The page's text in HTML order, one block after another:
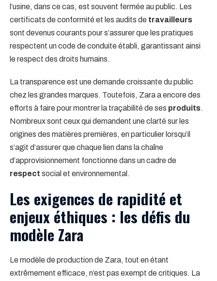
l’usine, dans ce cas, est souvent fermée au public. Les
certificats de conformité et les audits de travailleurs
sont devenus courants pour s’assurer que les pratiques
respectent un code de conduite établi, garantissant ainsi
le respect des droits humains.
La transparence est une demande croissante du public
chez les grandes marques. Toutefois, Zara a encore des
efforts à faire pour montrer la traçabilité de ses produits.
Nombreux sont ceux qui demandent une clarté sur les
origines des matières premières, en particulier lorsqu’il
s’agit d’assurer que chaque lien dans la chaîne
d’approvisionnement fonctionne dans un cadre de
respect social et environnemental.
Les exigences de rapidité et
enjeux éthiques : les défis du
modèle Zara
Le modèle de production de Zara, tout en étant
extrêmement efficace, n’est pas exempt de critiques. La